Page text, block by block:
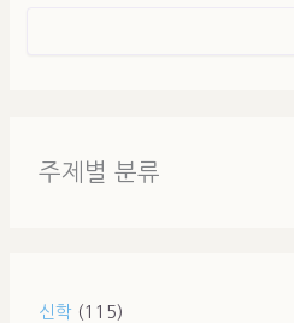
주제별 분류
신학 (115)